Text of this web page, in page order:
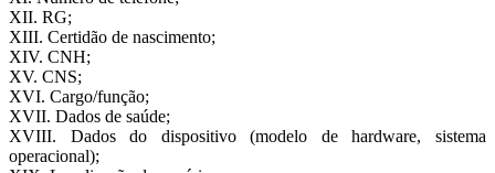
XII. RG;
XIII. Certidão de nascimento;
XIV. CNH;
XV. CNS;
XVI. Cargo/função;
XVII. Dados de saúde;
XVIII. Dados do dispositivo (modelo de hardware, sistema
operacional);